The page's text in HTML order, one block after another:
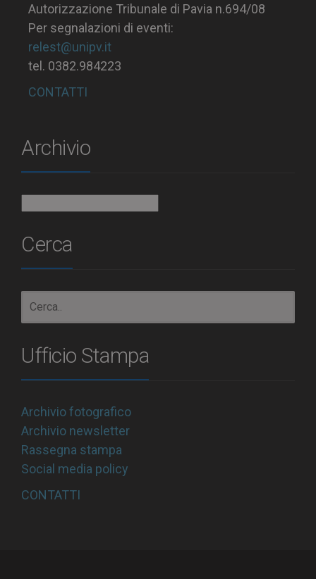
Autorizzazione Tribunale di Pavia n.694/08
Per segnalazioni di eventi:
relest@unipv.it
tel. 0382.984223
CONTATTI
Archivio
Cerca
Ufficio Stampa
Archivio fotografico
Archivio newsletter
Rassegna stampa
Social media policy
CONTATTI